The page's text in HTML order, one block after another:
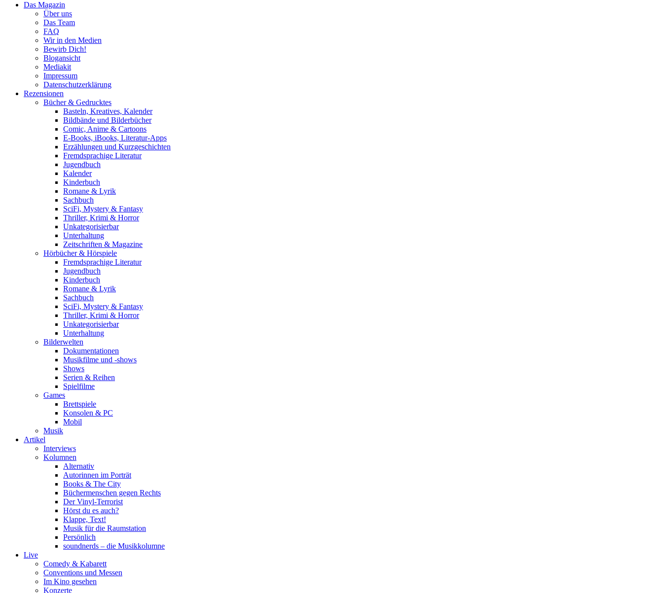
Das Magazin
Über uns
Das Team
FAQ
Wir in den Medien
Bewirb Dich!
Blogansicht
Mediakit
Impressum
Datenschutzerklärung
Rezensionen
Bücher & Gedrucktes
Basteln, Kreatives, Kalender
Bildbände und Bilderbücher
Comic, Anime & Cartoons
E-Books, iBooks, Literatur-Apps
Erzählungen und Kurzgeschichten
Fremdsprachige Literatur
Jugendbuch
Kalender
Kinderbuch
Romane & Lyrik
Sachbuch
SciFi, Mystery & Fantasy
Thriller, Krimi & Horror
Unkategorisierbar
Unterhaltung
Zeitschriften & Magazine
Hörbücher & Hörspiele
Fremdsprachige Literatur
Jugendbuch
Kinderbuch
Romane & Lyrik
Sachbuch
SciFi, Mystery & Fantasy
Thriller, Krimi & Horror
Unkategorisierbar
Unterhaltung
Bilderwelten
Dokumentationen
Musikfilme und -shows
Shows
Serien & Reihen
Spielfilme
Games
Brettspiele
Konsolen & PC
Mobil
Musik
Artikel
Interviews
Kolumnen
Alternativ
Autorinnen im Porträt
Books & The City
Büchermenschen gegen Rechts
Der Vinyl-Terrorist
Hörst du es auch?
Klappe, Text!
Musik für die Raumstation
Persönlich
soundnerds – die Musikkolumne
Live
Comedy & Kabarett
Conventions und Messen
Im Kino gesehen
Konzerte